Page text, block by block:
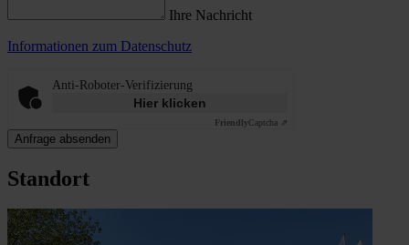
Ihre Nachricht
Informationen zum Datenschutz
Anti-Roboter-Verifizierung
Hier klicken
FriendlyCaptcha ⇗
Anfrage absenden
Standort